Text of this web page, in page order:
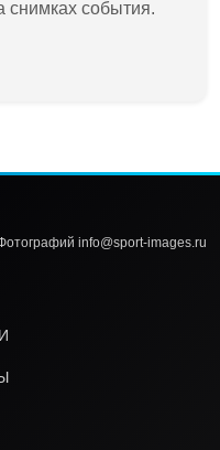
события.
info@sport-images.ru